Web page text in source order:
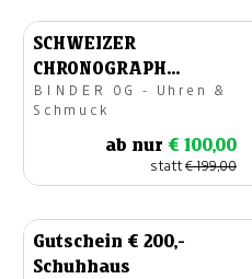
SCHWEIZER
CHRONOGRAPH
"CANDINO"
BINDER OG - Uhren &
Schmuck
ab nur € 100,00
statt€ 199,00
Gutschein € 200,-
Schuhhaus